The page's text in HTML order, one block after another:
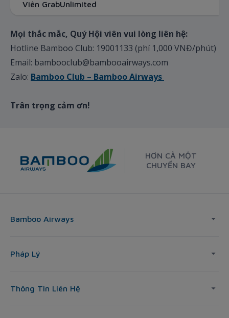
Viên GrabUnlimited
Mọi thắc mắc, Quý Hội viên vui lòng liên hệ:
Hotline Bamboo Club: 19001133 (phí 1,000 VNĐ/phút)
Email: bambooclub@bambooairways.com
Zalo: Bamboo Club – Bamboo Airways
Trân trọng cảm ơn!
HƠN CẢ MỘT
CHUYẾN BAY
Bamboo Airways
Pháp Lý
Thông Tin Liên Hệ